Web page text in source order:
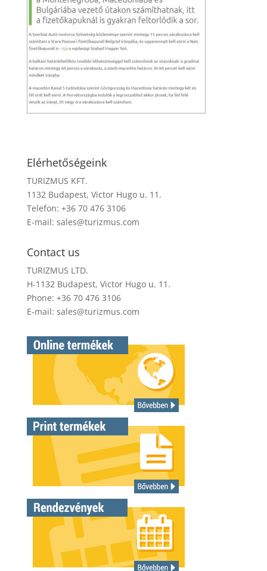
Elérhetőségeink
TURIZMUS KFT.
1132 Budapest, Victor Hugo u. 11.
Telefon: +36 70 476 3106
E-mail: sales@turizmus.com
Contact us
TURIZMUS LTD.
H-1132 Budapest, Victor Hugo u. 11.
Phone: +36 70 476 3106
E-mail: sales@turizmus.com